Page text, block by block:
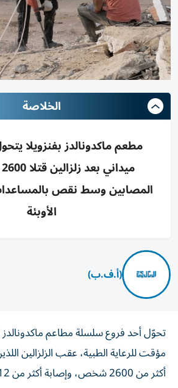
الخلاصة
مطعم ماكدونالدز بفنزويلا
المصابين وسط نقص
الأوبئة
(أ.ف.ب)
تحوّل أحد فروع سلسلة مطاعم ماكدونالدز
مؤقت للرعاية الطبية، عقب الزلزالين
أكثر من 2600 شخص، وإصابة أكثر من 12 ألفاً آخرين.